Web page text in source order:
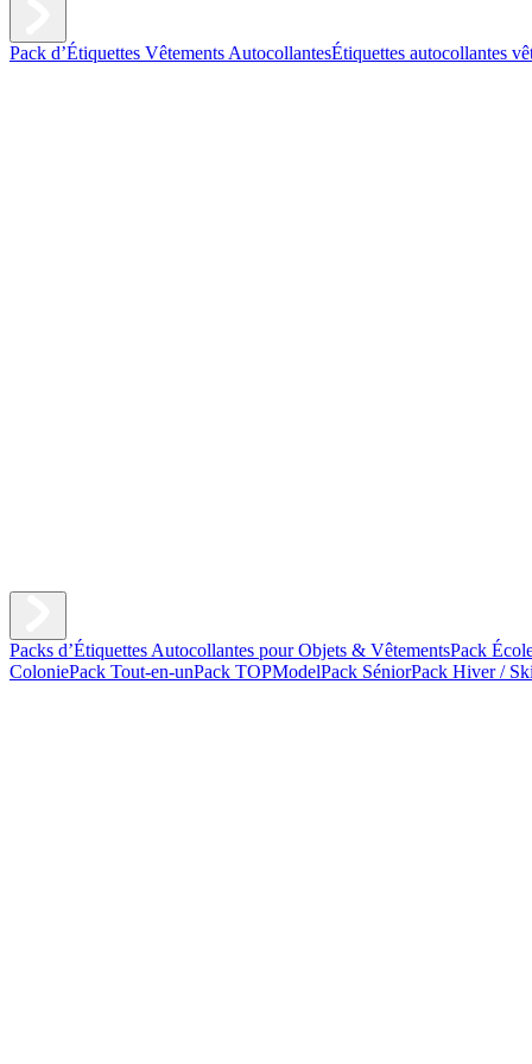
Pack d’Étiquettes Vêtements AutocollantesÉtiquettes autocollantes
Packs d’Étiquettes Autocollantes pour Objets & VêtementsPack
ColoniePack Tout-en-unPack TOPModelPack SéniorPack Hiver /